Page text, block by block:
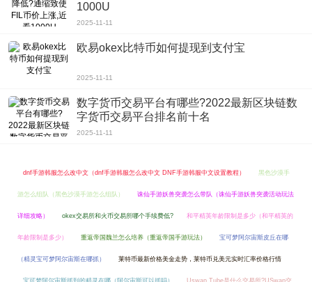
1000U
2025-11-11
欧易okex比特币如何提现到支付宝
2025-11-11
数字货币交易平台有哪些?2022最新区块链数
字货币交易平台排名前十名
2025-11-11
dnf手游韩服怎么改中文（dnf手游韩服怎么改中文 DNF手游韩服中文设置教程） 黑色沙漠手
游怎么组队（黑色沙漠手游怎么组队） 诛仙手游妖兽突袭怎么带队（诛仙手游妖兽突袭活动玩法
详细攻略） okex交易所和火币交易所哪个手续费低? 和平精英年龄限制是多少（和平精英的
年龄限制是多少） 重返帝国魏兰怎么培养（重返帝国手游玩法） 宝可梦阿尔宙斯皮丘在哪
（精灵宝可梦阿尔宙斯在哪抓） 莱特币最新价格美金走势，莱特币兑美元实时汇率价格行情
宝可梦阿尔宙斯抓到的精灵在哪（阿尔宙斯可以抓吗） Uswap Tube是什么交易所?USwap交